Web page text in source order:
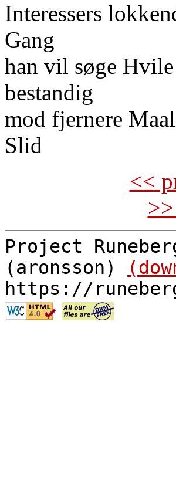
Interessers
Gang
han vil søge
bestandig
mod fjernere
Slid
<<
Project
(aronsson)
https://